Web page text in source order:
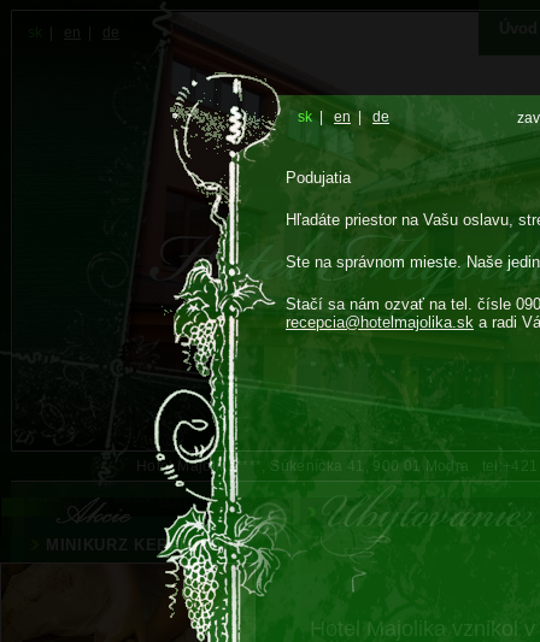
en de
Hotel Majolika****, Súkenícka 41, 900 01 Modra
Hotel Majolika vznikol
MINIKURZ KERAMIKÁRA
sk en | de
Podujatia
Hľadáte priestor na Vašu oslavu,
Ste na správnom mieste. Naše
Stačí sa nám ozvať na tel. čísle
recepcia@ hotelmajolika.sk a radi